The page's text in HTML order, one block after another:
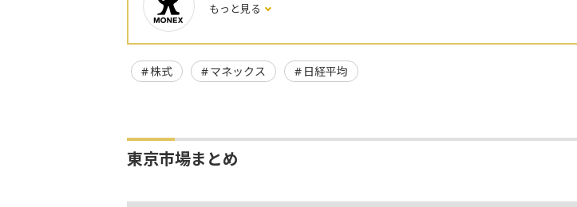
もっと見る
株式 マネックス 日経平均
東京市場まとめ